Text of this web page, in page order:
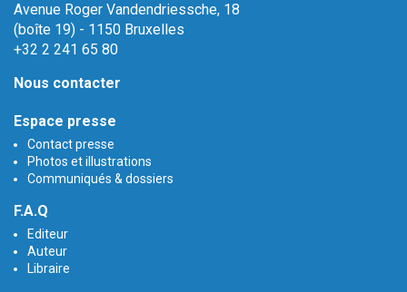
Avenue Roger Vandendriessche, 18
(boîte 19) - 1150 Bruxelles
+32 2 241 65 80
Nous contacter
Espace presse
Contact presse
Photos et illustrations
Communiqués & dossiers
F.A.Q
Editeur
Auteur
Libraire